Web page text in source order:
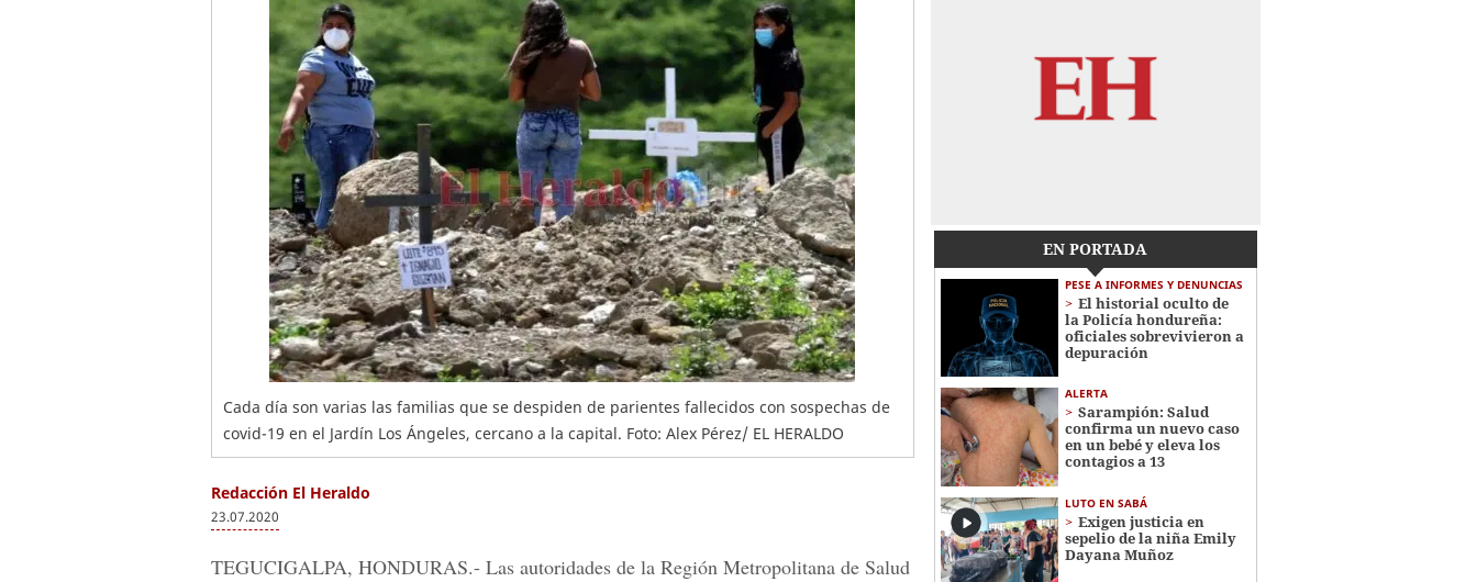
Cada día son varias las familias que se despiden de parientes fallecidos con sospechas de
covid-19 en el Jardín Los Ángeles, cercano a la capital. Foto: Alex Pérez/ EL HERALDO
Redacción El Heraldo
23.07.2020
TEGUCIGALPA, HONDURAS.- Las autoridades de la Región Metropolitana de Salud
EN PORTADA
PESE A INFORMES Y DENUNCIAS
El historial oculto de
la Policía hondureña:
oficiales sobrevivieron a
depuración
ALERTA
Sarampión: Salud
confirma un nuevo caso
en un bebé y eleva los
contagios a 13
LUTO EN SABÁ
Exigen justicia en
sepelio de la niña Emily
Dayana Muñoz